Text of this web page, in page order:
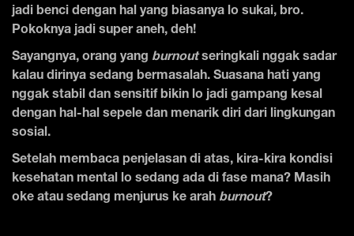
jadi benci dengan hal yang biasanya lo sukai, bro.
Pokoknya jadi super aneh, deh!
Sayangnya, orang yang burnoutseringkali nggak sadar
kalau dirinya sedang bermasalah. Suasana hati yang
nggak stabil dan sensitif bikin lo jadi gampang kesal
dengan hal-hal sepele dan menarik diri dari lingkungan
sosial.
Setelah membaca penjelasan di atas, kira-kira kondisi
kesehatan mental lo sedang ada di fase mana? Masih
oke atau sedang menjurus ke arah burnout?